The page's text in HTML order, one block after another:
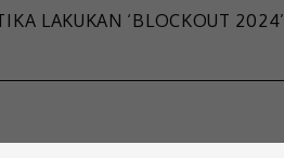
LAKUKAN ‘BLOCKOUT 2024’